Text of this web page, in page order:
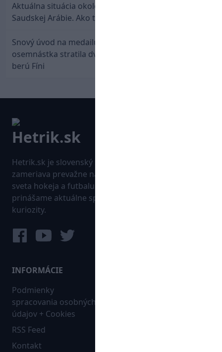
Aktuálna situácia okolo prestupu Haraslína do
Saudskej Arábie. Ako to je?
Snový úvod na medailu nestačil: Slovenská
osemnástka stratila dvojgólový náskok a bronz
berú Fíni
Hetrik.sk je slovenský športový portál, ktorý sa
zameriava prevažne na najnovšie informácie zo
sveta hokeja a futbalu. Pravidelne na dennej báze
prinášame aktuálne správy, góly, zaujímavosti a
kuriozity.
INFORMÁCIE
Podmienky
spracovania osobných
údajov + Cookies
RSS Feed
Kontakt